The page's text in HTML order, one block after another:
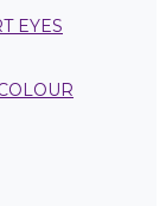
EYES